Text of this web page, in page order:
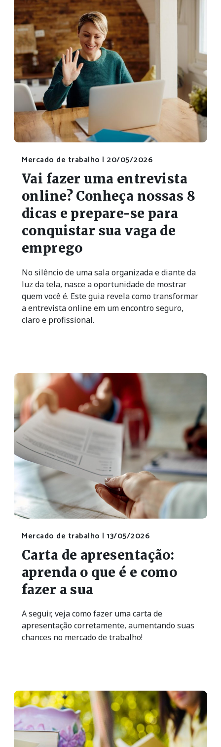
Mercado de trabalho | 20/05/2026
Vai fazer uma entrevista
online? Conheça nossas 8
dicas e prepare-se para
conquistar sua vaga de
emprego
No silêncio de uma sala organizada e diante da
luz da tela, nasce a oportunidade de mostrar
quem você é. Este guia revela como transformar
a entrevista online em um encontro seguro,
claro e profissional.
Mercado de trabalho | 13/05/2026
Carta de apresentação:
aprenda o que é e como
fazer a sua
A seguir, veja como fazer uma carta de
apresentação corretamente, aumentando suas
chances no mercado de trabalho!